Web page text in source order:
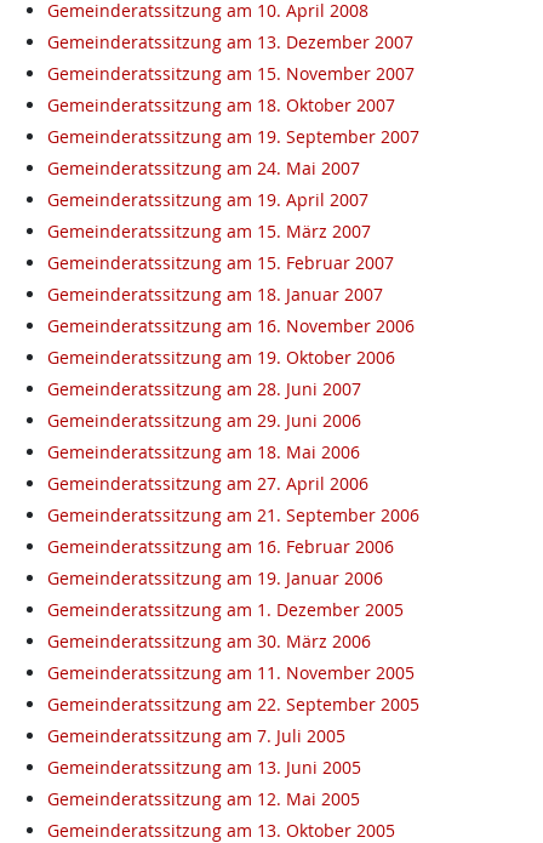
Gemeinderatssitzung am 10. April 2008
Gemeinderatssitzung am 13. Dezember 2007
Gemeinderatssitzung am 15. November 2007
Gemeinderatssitzung am 18. Oktober 2007
Gemeinderatssitzung am 19. September 2007
Gemeinderatssitzung am 24. Mai 2007
Gemeinderatssitzung am 19. April 2007
Gemeinderatssitzung am 15. März 2007
Gemeinderatssitzung am 15. Februar 2007
Gemeinderatssitzung am 18. Januar 2007
Gemeinderatssitzung am 16. November 2006
Gemeinderatssitzung am 19. Oktober 2006
Gemeinderatssitzung am 28. Juni 2007
Gemeinderatssitzung am 29. Juni 2006
Gemeinderatssitzung am 18. Mai 2006
Gemeinderatssitzung am 27. April 2006
Gemeinderatssitzung am 21. September 2006
Gemeinderatssitzung am 16. Februar 2006
Gemeinderatssitzung am 19. Januar 2006
Gemeinderatssitzung am 1. Dezember 2005
Gemeinderatssitzung am 30. März 2006
Gemeinderatssitzung am 11. November 2005
Gemeinderatssitzung am 22. September 2005
Gemeinderatssitzung am 7. Juli 2005
Gemeinderatssitzung am 13. Juni 2005
Gemeinderatssitzung am 12. Mai 2005
Gemeinderatssitzung am 13. Oktober 2005